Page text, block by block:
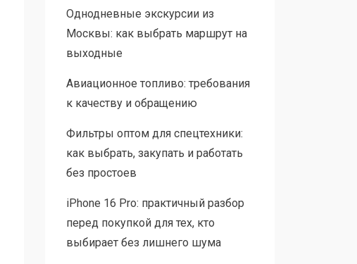
Однодневные экскурсии из
Москвы: как выбрать маршрут на
выходные
Авиационное топливо: требования
к качеству и обращению
Фильтры оптом для спецтехники:
как выбрать, закупать и работать
без простоев
iPhone 16 Pro: практичный разбор
перед покупкой для тех, кто
выбирает без лишнего шума